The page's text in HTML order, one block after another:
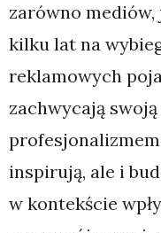
zarówno mediów,
kilku lat na
reklamowych
zachwycają
inspirują, ale i
w kontekście